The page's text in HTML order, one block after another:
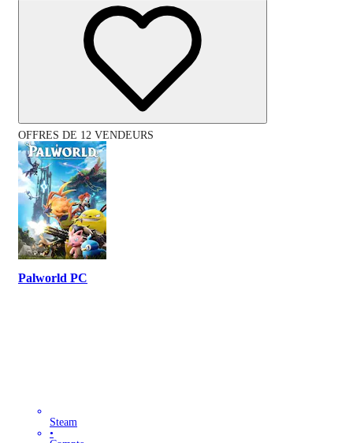
OFFRES DE 12 VENDEURS
Palworld PC
Steam
•